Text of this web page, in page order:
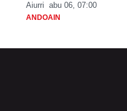
Aiurri abu 06, 07:00
ANDOAIN